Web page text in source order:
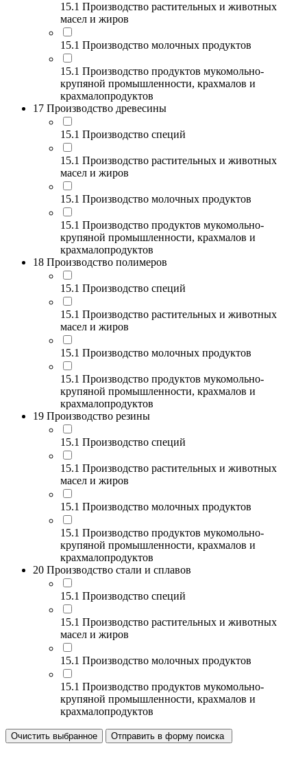
15.1 Производство растительных и животных
масел и жиров
15.1 Производство молочных продуктов
15.1 Производство продуктов мукомольно-
крупяной промышленности, крахмалов и
крахмалопродуктов
17 Производство древесины
15.1 Производство специй
15.1 Производство растительных и животных
масел и жиров
15.1 Производство молочных продуктов
15.1 Производство продуктов мукомольно-
крупяной промышленности, крахмалов и
крахмалопродуктов
18 Производство полимеров
15.1 Производство специй
15.1 Производство растительных и животных
масел и жиров
15.1 Производство молочных продуктов
15.1 Производство продуктов мукомольно-
крупяной промышленности, крахмалов и
крахмалопродуктов
19 Производство резины
15.1 Производство специй
15.1 Производство растительных и животных
масел и жиров
15.1 Производство молочных продуктов
15.1 Производство продуктов мукомольно-
крупяной промышленности, крахмалов и
крахмалопродуктов
20 Производство стали и сплавов
15.1 Производство специй
15.1 Производство растительных и животных
масел и жиров
15.1 Производство молочных продуктов
15.1 Производство продуктов мукомольно-
крупяной промышленности, крахмалов и
крахмалопродуктов